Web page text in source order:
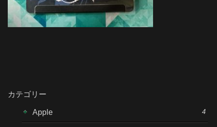
カテゴリー
Apple 4